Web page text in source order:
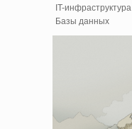
IT-инфраструктура
Базы данных